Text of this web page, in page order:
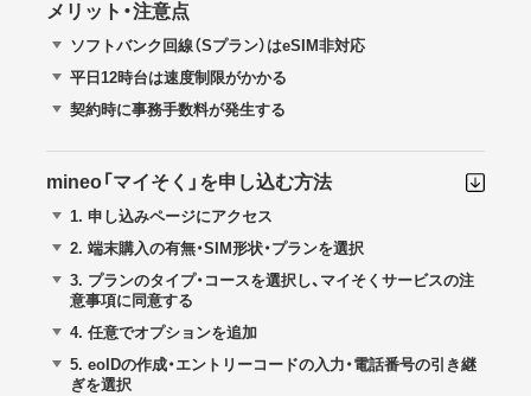
メリット・注意点
ソフトバンク回線（Sプラン）はeSIM非対応
平日12時台は速度制限がかかる
契約時に事務手数料が発生する
mineo「マイそく」を申し込む方法
1. 申し込みページにアクセス
2. 端末購入の有無・SIM形状・プランを選択
3. プランのタイプ・コースを選択し、マイそくサービスの注
意事項に同意する
4. 任意でオプションを追加
5. eoIDの作成・エントリーコードの入力・電話番号の引き継
ぎを選択